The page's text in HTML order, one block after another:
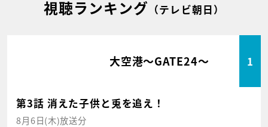
視聴ランキング （テレビ朝日）
大空港～GATE24～ 1
第3話 消えた子供と兎を追え！
8月6日(木)放送分